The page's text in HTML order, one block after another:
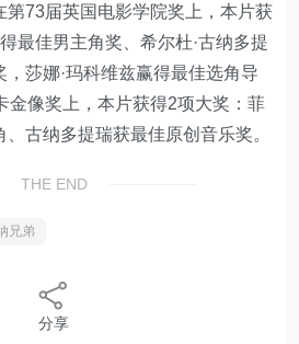
第73届英国电影学院奖上，本片获
最佳男主角奖、希尔杜·古纳多提
莎娜·玛科维兹赢得最佳选角导
金像奖上，本片获得2项大奖：菲
古纳多提瑞获最佳原创音乐奖。
THE END
兄弟
分享